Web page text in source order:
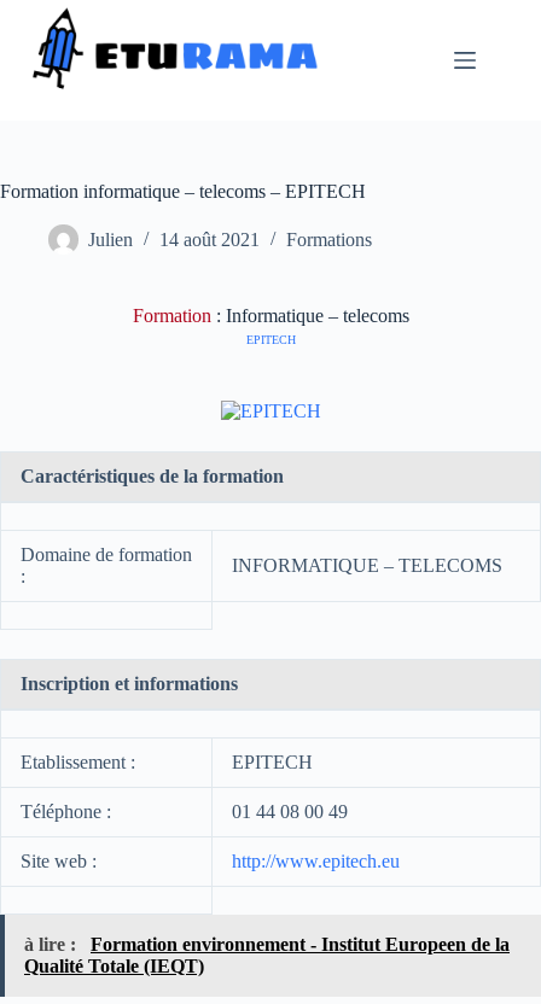
contenu
Formation informatique – telecoms – EPITECH
Julien 14 août 2021 Formations
Formation : Informatique – telecoms
EPITECH
Caractéristiques de la formation
Domaine de formation
:
INFORMATIQUE – TELECOMS
Inscription et informations
Etablissement : EPITECH
Téléphone : 01 44 08 00 49
Site web : http://www.epitech.eu
à lire :
Formation environnement - Institut Europeen de la
Qualité Totale (IEQT)